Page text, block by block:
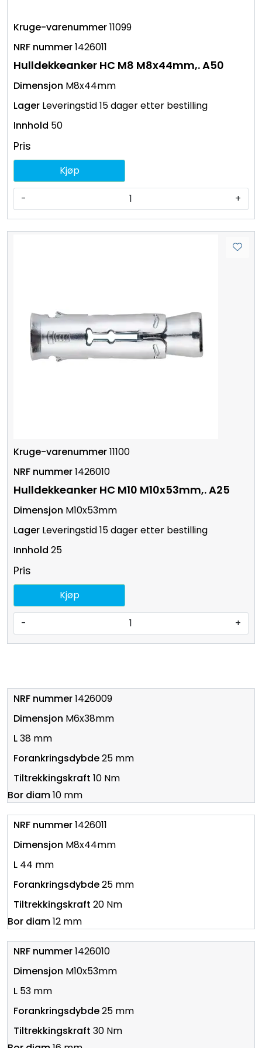
11099
1426011
Hulldekkeanker HC M8 M8x44mm,. A50
M8x44mm
Leveringstid 15 dager etter bestilling
50
Pris
- +
Kjøp
11100
1426010
Hulldekkeanker HC M10 M10x53mm,. A25
M10x53mm
Leveringstid 15 dager etter bestilling
25
Pris
- +
Kjøp
1426009
M6x38mm
38 mm
25 mm
10 Nm
10 mm
1426011
M8x44mm
44 mm
25 mm
20 Nm
12 mm
1426010
M10x53mm
53 mm
25 mm
30 Nm